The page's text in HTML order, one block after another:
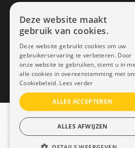
1750 Lennik
0497452898
info@dais.be
Copyright © 2021 Dais. All
Sitemap–GDPR
Deze website maakt
gebruik van cookies.
Deze website gebruikt cookies om uw
gebruikerservaring te verbeteren. Door
onze website te gebruiken, stemt u in
alle cookies in overeenstemming met
Cookiebeleid. Lees verder
ALLES ACCEPTEREN
ALLES AFWIJZEN